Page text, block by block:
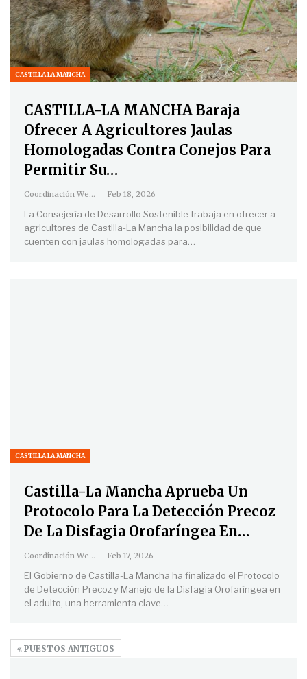
CASTILLA LA MANCHA
CASTILLA-LA MANCHA Baraja
Ofrecer A Agricultores Jaulas
Homologadas Contra Conejos Para
Permitir Su…
Coordinación Web Feb 18, 2026
La Consejería de Desarrollo Sostenible trabaja en ofrecer a
agricultores de Castilla-La Mancha la posibilidad de que
cuenten con jaulas homologadas para
CASTILLA LA MANCHA
Castilla-La Mancha Aprueba Un
Protocolo Para La Detección Precoz
De La Disfagia Orofaríngea En…
Coordinación Web Feb 17, 2026
El Gobierno de Castilla-La Mancha ha finalizado el Protocolo
de Detección Precoz y Manejo de la Disfagia Orofaríngea en
el adulto, una herramienta clave
PUESTOS ANTIGUOS